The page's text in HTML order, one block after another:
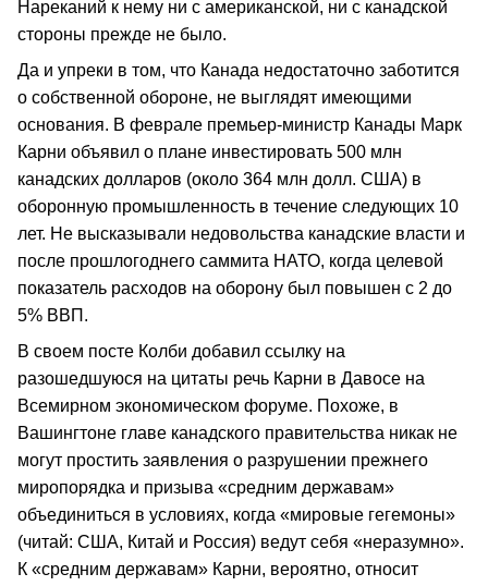
Нареканий к нему ни с американской, ни с канадской
стороны прежде не было.
Да и упреки в том, что Канада недостаточно заботится
о собственной обороне, не выглядят имеющими
основания. В феврале премьер-министр Канады Марк
Карни объявил о плане инвестировать 500 млн
канадских долларов (около 364 млн долл. США) в
оборонную промышленность в течение следующих 10
лет. Не высказывали недовольства канадские власти и
после прошлогоднего саммита НАТО, когда целевой
показатель расходов на оборону был повышен с 2 до
5% ВВП.
В своем посте Колби добавил ссылку на
разошедшуюся на цитаты речь Карни в Давосе на
Всемирном экономическом форуме. Похоже, в
Вашингтоне главе канадского правительства никак не
могут простить заявления о разрушении прежнего
миропорядка и призыва «средним державам»
объединиться в условиях, когда «мировые гегемоны»
(читай: США, Китай и Россия) ведут себя «неразумно».
К «средним державам» Карни, вероятно, относит